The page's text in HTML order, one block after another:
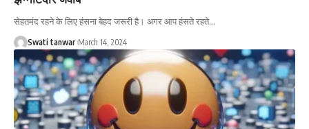
सेहतमंद रहने के लिए हंसना बेहद जरूरी है। अगर आप हंसते रहते…
Swati tanwar March 14, 2024